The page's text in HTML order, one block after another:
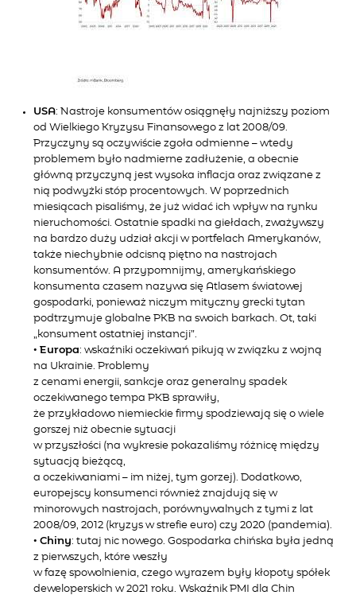
USA: Nastroje konsumentów osiągnęły najniższy poziom
od Wielkiego Kryzysu Finansowego z lat 2008/09.
Przyczyny są oczywiście zgoła odmienne – wtedy
problemem było nadmierne zadłużenie, a obecnie
główną przyczyną jest wysoka inflacja oraz związane z
nią podwyżki stóp procentowych. W poprzednich
miesiącach pisaliśmy, że już widać ich wpływ na rynku
nieruchomości. Ostatnie spadki na giełdach, zważywszy
na bardzo duży udział akcji w portfelach Amerykanów,
także niechybnie odcisną piętno na nastrojach
konsumentów. A przypomnijmy, amerykańskiego
konsumenta czasem nazywa się Atlasem światowej
gospodarki, ponieważ niczym mityczny grecki tytan
podtrzymuje globalne PKB na swoich barkach. Ot, taki
„konsument ostatniej instancji”.
•Europa: wskaźniki oczekiwań pikują w związku z wojną
na Ukrainie. Problemy
z cenami energii, sankcje oraz generalny spadek
oczekiwanego tempa PKB sprawiły,
że przykładowo niemieckie firmy spodziewają się o wiele
gorszej niż obecnie sytuacji
w przyszłości (na wykresie pokazaliśmy różnicę między
sytuacją bieżącą,
a oczekiwaniami – im niżej, tym gorzej). Dodatkowo,
europejscy konsumenci również znajdują się w
minorowych nastrojach, porównywalnych z tymi z lat
2008/09, 2012 (kryzys w strefie euro) czy 2020 (pandemia).
•Chiny: tutaj nic nowego. Gospodarka chińska była jedną
z pierwszych, które weszły
w fazę spowolnienia, czego wyrazem były kłopoty spółek
deweloperskich w 2021 roku. Wskaźnik PMI dla Chin